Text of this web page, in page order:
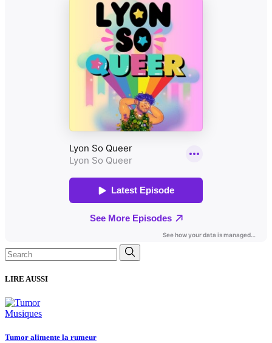
Search
for:
LIRE AUSSI
Musiques
Tumor alimente la rumeur